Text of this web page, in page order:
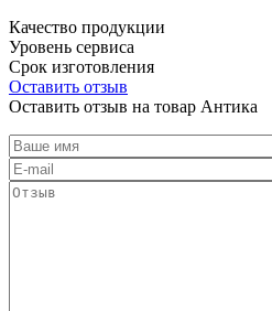
Качество продукции
Уровень сервиса
Срок изготовления
Оставить отзыв
Оставить отзыв на товар Антика